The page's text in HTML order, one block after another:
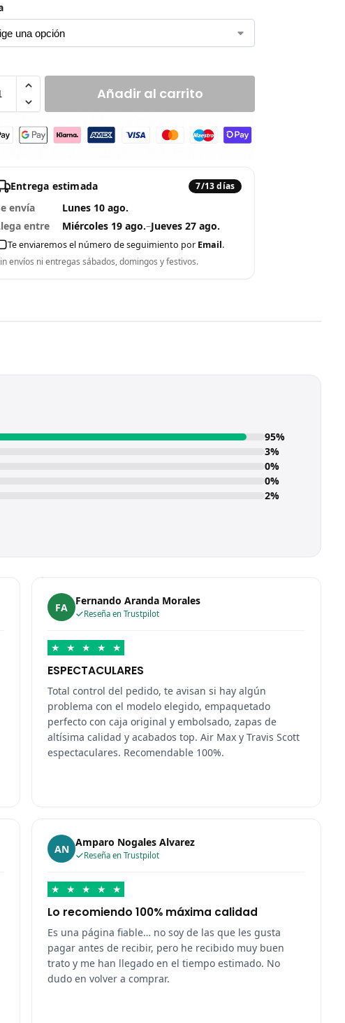
Añadir al carrito
Entrega estimada 7/13 días
envía
Lunes 10 ago.
entre
Miércoles 19 ago.–Jueves 27 ago.
Te enviaremos el número de seguimiento por Email.
envíos ni entregas sábados, domingos y festivos.
95%
3%
0%
0%
2%
FA Fernando Aranda Morales
Reseña en Trustpilot
★ ★ ★ ★ ★
ESPECTACULARES
Total control del pedido, te avisan si hay algún
problema con el modelo elegido, empaquetado
perfecto con caja original y embolsado, zapas de
altísima calidad y acabados top. Air Max y Travis Scott
espectaculares. Recomendable 100%.
AN Amparo Nogales Alvarez
Reseña en Trustpilot
★ ★ ★ ★ ★
Lo recomiendo 100% máxima calidad
Es una página fiable… no soy de las que les gusta
pagar antes de recibir, pero he recibido muy buen
trato y me han llegado en el tiempo estimado. No
dudo en volver a comprar.